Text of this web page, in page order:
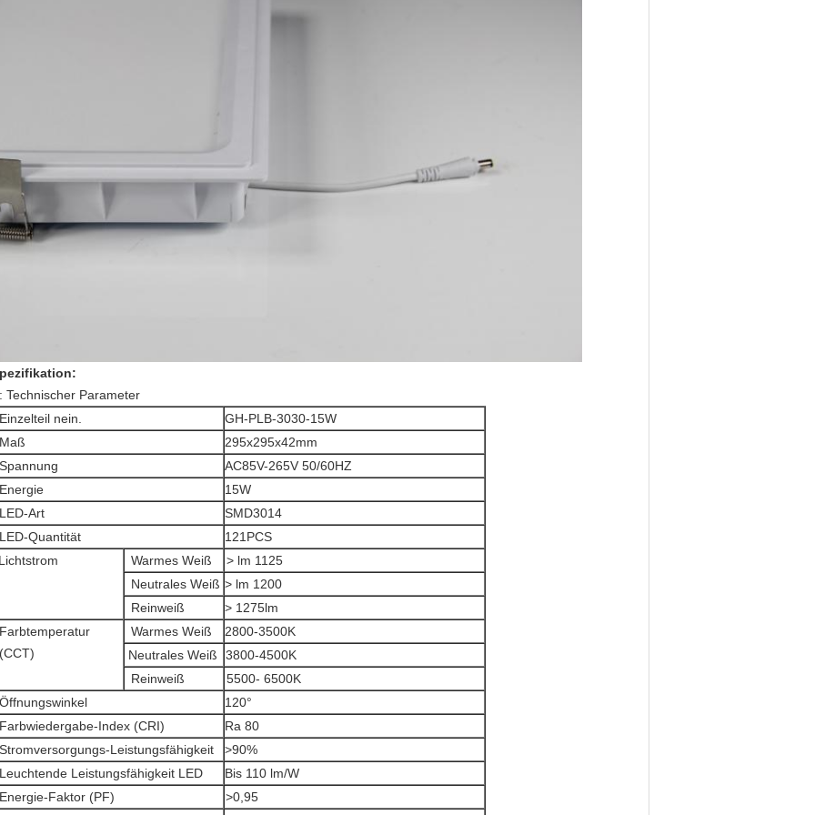
Technischer Parameter
nein.
GH-PLB-3030-15W
295x295x42mm
AC85V-265V 50/60HZ
15W
Art
SMD3014
Quantität
121PCS
Warmes Weiß > lm 1125
Neutrales Weiß > lm 1200
Reinweiß
> 1275lm
Warmes Weiß
2800-3500K
Neutrales Weiß
3800-4500K
Reinweiß
5500-6500K
120°
Index (CRI)
Ra 80
Leistungsfähigkeit
>90%
Leistungsfähigkeit LED
Bis 110 lm/W
Faktor (PF)
>0,95